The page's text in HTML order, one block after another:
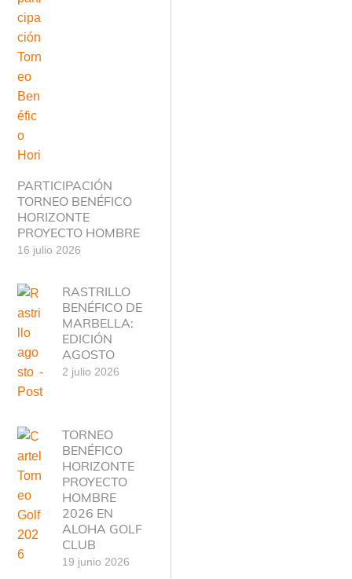
PARTICIPACIÓN
TORNEO BENÉFICO
HORIZONTE
PROYECTO HOMBRE
16 julio 2026
RASTRILLO
BENÉFICO DE
MARBELLA:
EDICIÓN
AGOSTO
2 julio 2026
TORNEO
BENÉFICO
HORIZONTE
PROYECTO
HOMBRE
2026 EN
ALOHA GOLF
CLUB
19 junio 2026